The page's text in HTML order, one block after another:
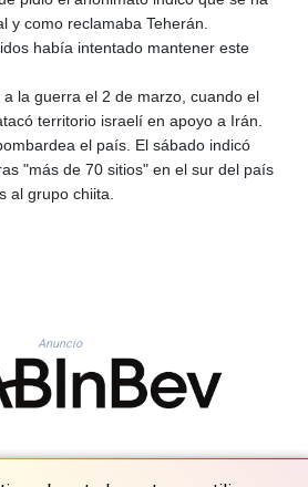
TMT 4.033648
TND 3.379417
TTD 7.801044
TWD 37.188047
TZS 3059.807971
UAH 51.592237
UGX 4291.87184
VUV 137.540809
WST 3.145342
XAF 654.86936
XAG 0.018742
XCD 3.11461
y como reclamaba Teherán.
había intentado mantener este
la guerra el 2 de marzo, cuando el
territorio israelí en apoyo a Irán.
el país. El sábado indicó
"más de 70 sitios" en el sur del país
al grupo chiita.
Anuncio